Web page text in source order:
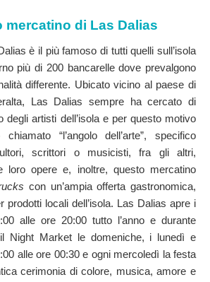
mercatino di Las Dalias
è il più famoso di tutti quelli sull’isola
più di 200 bancarelle dove prevalgono
differente. Ubicato vicino al paese di
Las Dalias sempre ha cercato di
degli artisti dell’isola e per questo motivo
“l’angolo dell’arte”, specifico
scrittori o musicisti, fra gli altri,
loro opere e, inoltre, questo mercatino
con un’ampia offerta gastronomica,
locali dell’isola. Las Dalias apre i
alle ore 20:00 tutto l’anno e durante
il Night Market le domeniche, i lunedì e
alle ore 00:30 e ogni mercoledì la festa
cerimonia di colore, musica, amore e